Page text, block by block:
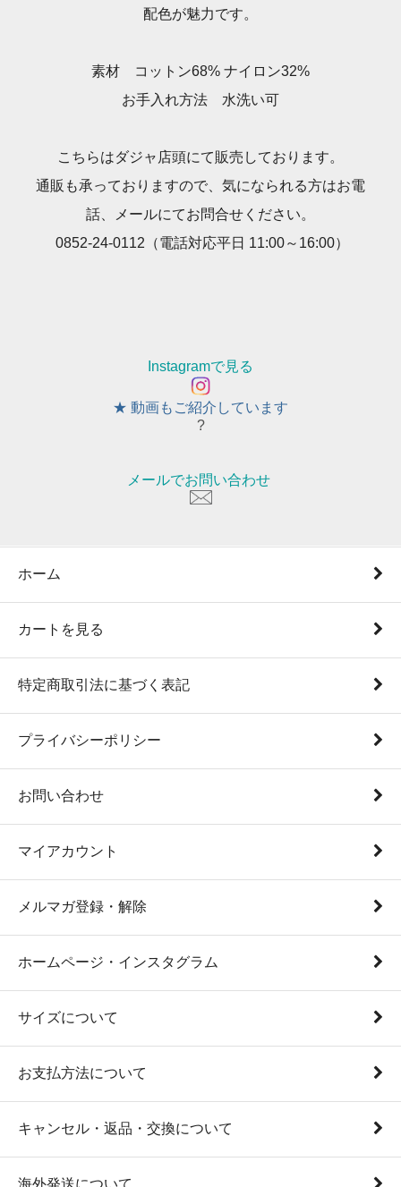
配色が魅力です。
素材 コットン68% ナイロン32%
お手入れ方法 水洗い可
こちらはダジャ店頭にて販売しております。
通販も承っておりますので、気になられる方はお電
話、メールにてお問合せください。
0852-24-0112（電話対応平日 11:00～16:00）
Instagramで見る
★ 動画もご紹介しています
?
メールでお問い合わせ
ホーム
カートを見る
特定商取引法に基づく表記
プライバシーポリシー
お問い合わせ
マイアカウント
メルマガ登録・解除
ホームページ・インスタグラム
サイズについて
お支払方法について
キャンセル・返品・交換について
海外発送について